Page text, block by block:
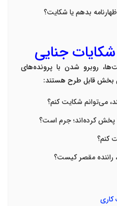
بدهم یا شکایت؟
جنایی
روبرو شدن با پرونده‌های
بخش قابل طرح هستند:
می‌توانم شکایت کنم؟
کرده‌اند؛ جرم است؟
کنم؟
راننده مقصر کیست؟
کاری